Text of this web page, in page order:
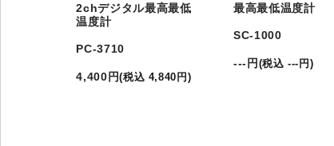
2chデジタル最高最低
温度計
PC-3710
4,400円(税込 4,840 円 )
最高最低温度計
SC-1000
---円(税込 --- 円 )